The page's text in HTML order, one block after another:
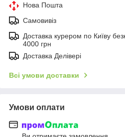
Нова Пошта
Самовивіз
Доставка курером по Київу
4000 грн
Доставка Делівері
Всі умови доставки
Умови оплати